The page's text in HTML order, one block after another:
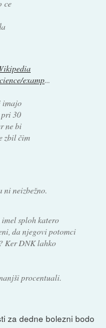
ce
examp...
imajo
30
ne bi
zbil čim
neizbežno.
sploh katero
da njegovi potomci
Ker DNK lahko
procentuali.
za dedne bolezni bodo